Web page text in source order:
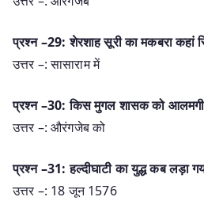
प्रश्न –29: शेरशाह सूरी का मकबरा कहां
उत्तर –: सासाराम में
प्रश्न –30: किस मुगल शासक को
उत्तर –: औरंगजेब को
प्रश्न –31: हल्दीघाटी का युद्ध कब लड़ा
उत्तर –: 18 जून 1576